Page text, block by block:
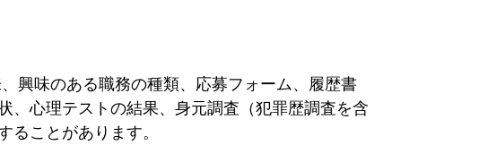
興味のある職務の種類、応募フォーム、履歴書
、心理テストの結果、身元調査（犯罪歴調査を含
ことがあります。